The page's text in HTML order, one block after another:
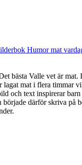
Humormat
bästa Valle vet är
mat i flera timmar
och text inspirerar
började därför skriva